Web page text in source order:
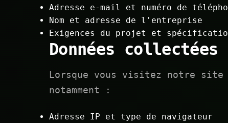
Adresse e-mail et numéro de
Nom et adresse de l'entreprise
Exigences du projet et
Données collectées
Lorsque vous visitez notre site
notamment :
Adresse IP et type de navigateur